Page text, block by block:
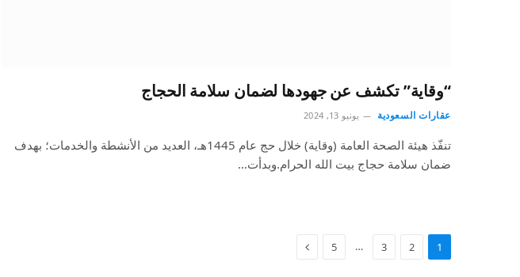
“وقاية” تكشف عن جهودها لضمان سلامة الحجاج
عقارات السعودية يونيو 13, 2024
تنفّذ هيئة الصحة العامة (وقاية) خلال حج عام 1445هـ، العديد من الأنشطة والخدمات؛ بهدف
ضمان سلامة حجاج بيت الله الحرام.وبدأت…
1
2
3
…
5